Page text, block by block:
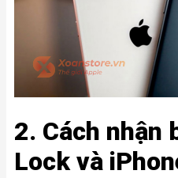
2. Cách nhận
Lock và